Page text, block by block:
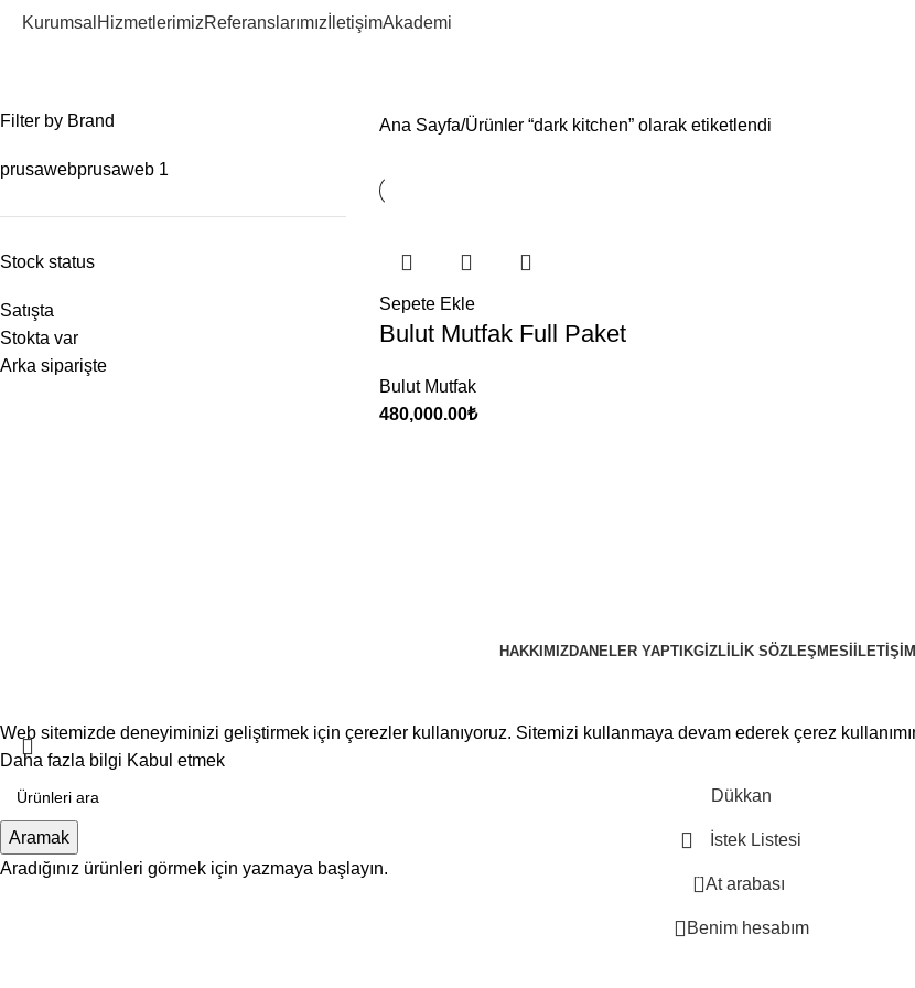
Kurumsal HizmetlerimizReferanslarımız İletişimAkademi
Filter by Brand
prusawebprusaweb 1
Stock status
Satışta
Stokta var
Arka siparişte
Ana Sayfa Ürünler “dark kitchen” olarak etiketlendi
Sepete Ekle
Bulut Mutfak Full Paket
Bulut Mutfak
480,000.00₺
HAKKIMIZDANELER YAPTIKGIZLILIK SÖZLEŞMESI İLETIŞIM
Aramak
Aradığınız ürünleri görmek için yazmaya başlayın.
Web sitemizde deneyiminizi geliştirmek için çerezler kullanıyoruz. Sitemizi kullanmaya devam ederek çerez
Daha fazla bilgi Kabul etmek
Dükkan
İstek Listesi
0 At arabası
Benim hesabım